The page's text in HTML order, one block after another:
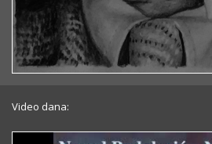
Video dana: